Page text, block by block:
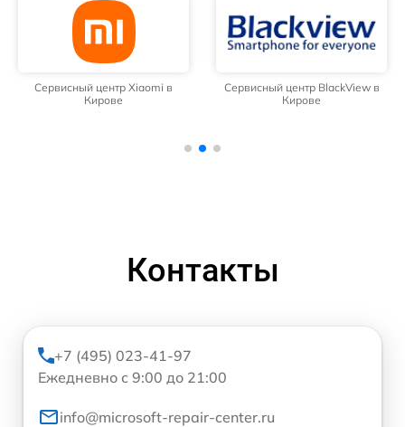
Сервисный центр Xiaomi в
Кирове
Сервисный центр BlackView в
Кирове
Контакты
+7 (495) 023-41-97
Ежедневно с 9:00 до 21:00
info@microsoft-repair-center.ru